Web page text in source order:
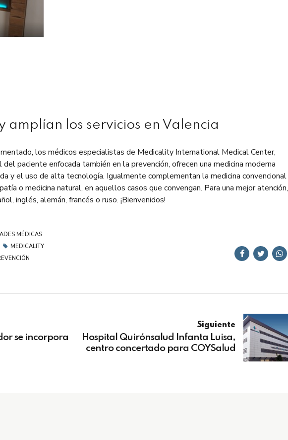
amplían los servicios en Valencia
los médicos especialistas de Medicality International Medical Center,
paciente enfocada también en la prevención, ofrecen una medicina moderna
y el uso de alta tecnología. Igualmente complementan la medicina convencional
o medicina natural, en aquellos casos que convengan. Para una mejor atención,
inglés, alemán, francés o ruso. ¡Bienvenidos!
MÉDICAS
MEDICALITY
se incorpora
Siguiente
Hospital Quirónsalud Infanta Luisa,
centro concertado para COYSalud